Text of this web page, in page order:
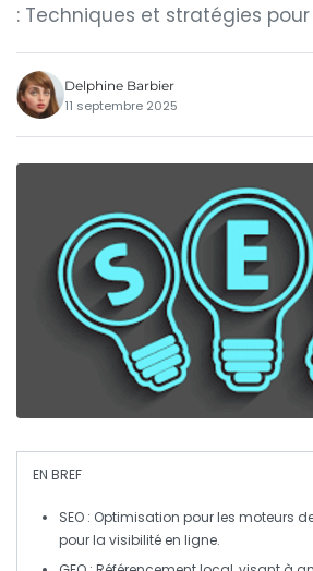
: Techniques et stratégies
Delphine Barbier
11 septembre 2025
EN BREF
SEO : Optimisation pour les moteurs
pour la visibilité en ligne.